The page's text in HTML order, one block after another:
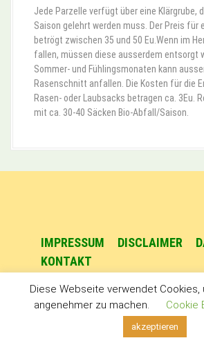
Jede Parzelle verfügt über eine Klärgrube,
Saison gelehrt werden muss. Der Preis für
betrögt zwischen 35 und 50 Eu.Wenn im
fallen, müssen diese ausserdem entsorgt
Sommer- und Fühlingsmonaten kann
Rasenschnitt anfallen. Die Kosten für die
Rasen- oder Laubsacks betragen ca. 3Eu.
mit ca. 30-40 Säcken Bio-Abfall/Saison.
IMPRESSUM DISCLAIMER
KONTAKT
Diese Webseite verwendet Cookies,
angenehmer zu machen.
Cookie
akzeptieren